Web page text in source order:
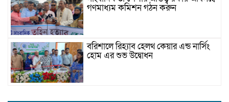
গণমাধ্যম কমিশন গঠন করুন
বরিশালে রিহ্যাব হেলথ কেয়ার এন্ড নার্সিং
হোম এর শুভ উদ্বোধন